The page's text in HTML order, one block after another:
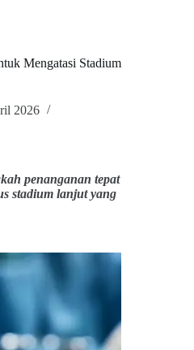
Mengatasi Stadium
2026
penanganan tepat
stadium lanjut yang